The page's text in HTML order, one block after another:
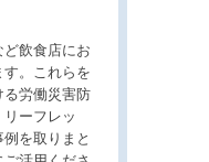
飲食店にお
。これらを
る労働災害防
ーフレッ
例を取りまと